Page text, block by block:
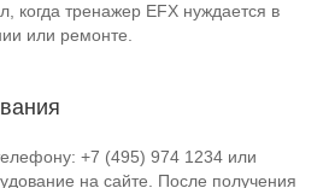
когда тренажер EFX нуждается в
или ремонте.
+7 (495) 974 1234 или
на сайте. После получения